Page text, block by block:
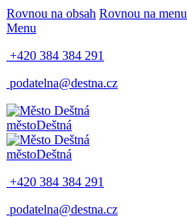
Rovnou na obsah Rovnou na menu
Menu
+420 384 384 291
podatelna@destna.cz
městoDeštná
městoDeštná
+420 384 384 291
podatelna@destna.cz